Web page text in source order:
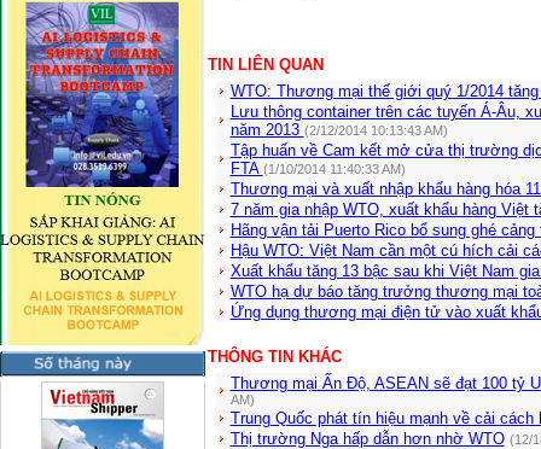
TIN LIÊN QUAN
WTO: Thương mại thế giới quý 1/2014
Lưu thông container trên các tuyến Á-Âu,
năm 2013 (2/12/2014 10:13:43 AM)
Tập huấn về Cam kết mở cửa thị trường
FTA (1/10/2014 11:40:33 AM)
Thương mại và xuất nhập khẩu hàng hóa
7 năm gia nhập WTO, xuất khẩu hàng Việt
Hãng vận tải Puerto Rico bổ sung ghé
Hậu WTO: Việt Nam cần một cú hích cải
Xuất khẩu tăng 13 bậc sau khi Việt Nam
WTO hạ dự báo tăng trưởng thương mại
Ứng dụng thương mại điện tử vào xuất
THÔNG TIN KHÁC
Thương mại Ấn Độ, ASEAN sẽ đạt 100 tỷ
AM)
Trung Quốc phát tín hiệu mạnh về cải cách
Thị trường Nga hấp dẫn hơn nhờ WTO (12/